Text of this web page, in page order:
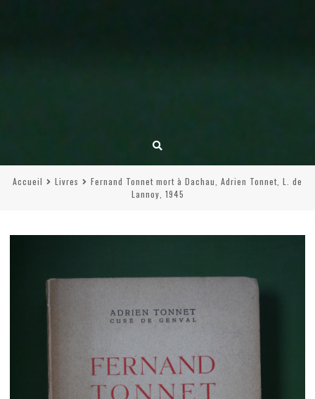
Accueil Livres
Fernand Tonnet mort à Dachau, Adrien Tonnet, L. de
Lannoy, 1945